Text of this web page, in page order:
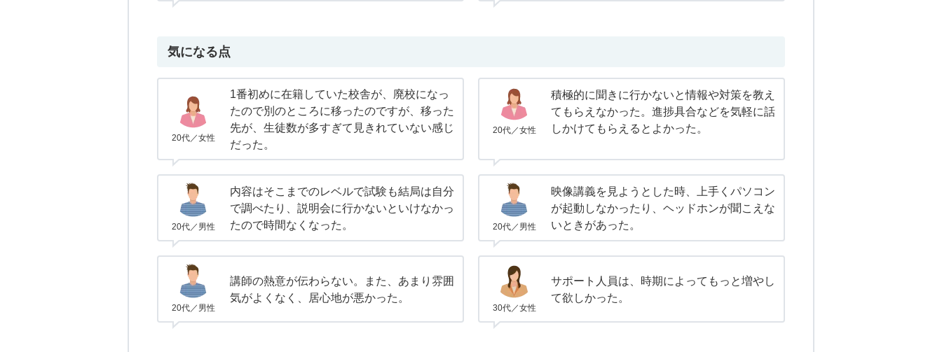
気になる点
20代／女性
1番初めに在籍していた校舎が、廃校になっ
たので別のところに移ったのですが、移った
先が、生徒数が多すぎて見きれていない感じ
だった。
20代／女性
積極的に聞きに行かないと情報や対策を教え
てもらえなかった。進捗具合などを気軽に話
しかけてもらえるとよかった。
20代／男性
内容はそこまでのレベルで試験も結局は自分
で調べたり、説明会に行かないといけなかっ
たので時間なくなった。
20代／男性
映像講義を見ようとした時、上手くパソコン
が起動しなかったり、ヘッドホンが聞こえな
いときがあった。
20代／男性
講師の熱意が伝わらない。また、あまり雰囲
気がよくなく、居心地が悪かった。
30代／女性
サポート人員は、時期によってもっと増やし
て欲しかった。